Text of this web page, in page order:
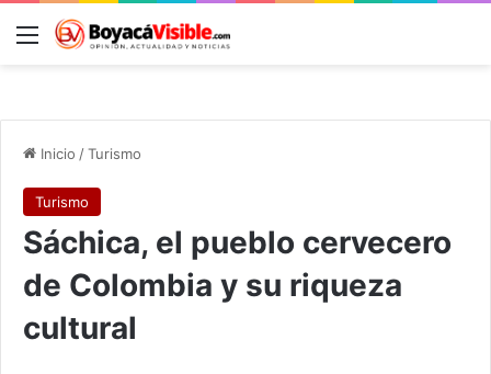
Menú
Inicio /Turismo
Turismo
Sáchica, el pueblo cervecero
de Colombia y su riqueza
cultural